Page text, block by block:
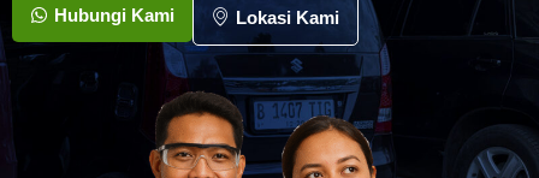
Hubungi Kami Lokasi Kami